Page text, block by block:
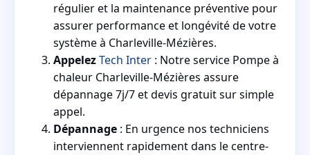
régulier et la maintenance préventive pour
assurer performance et longévité de votre
système à Charleville-Mézières.
AppelezTech Inter : Notre service Pompe à
chaleur Charleville-Mézières assure
dépannage 7j/7 et devis gratuit sur simple
appel.
Dépannage : En urgence nos techniciens
interviennent rapidement dans le centre-